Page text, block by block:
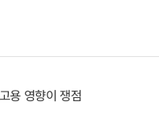
용 영향이 쟁점